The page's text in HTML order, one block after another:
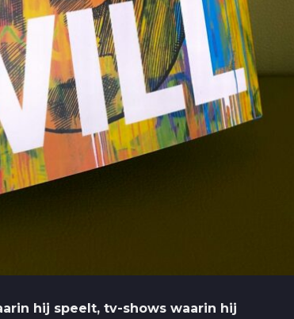
hij speelt, tv-shows waarin hij